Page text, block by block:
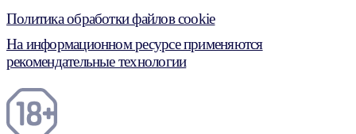
Политика обработки файлов cookie
На информационном ресурсе применяются
рекомендательные технологии